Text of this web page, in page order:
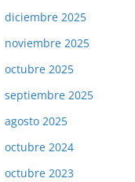
diciembre 2025
noviembre 2025
octubre 2025
septiembre 2025
agosto 2025
octubre 2024
octubre 2023